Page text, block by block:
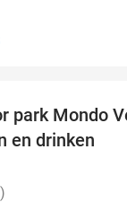
park Mondo
en drinken